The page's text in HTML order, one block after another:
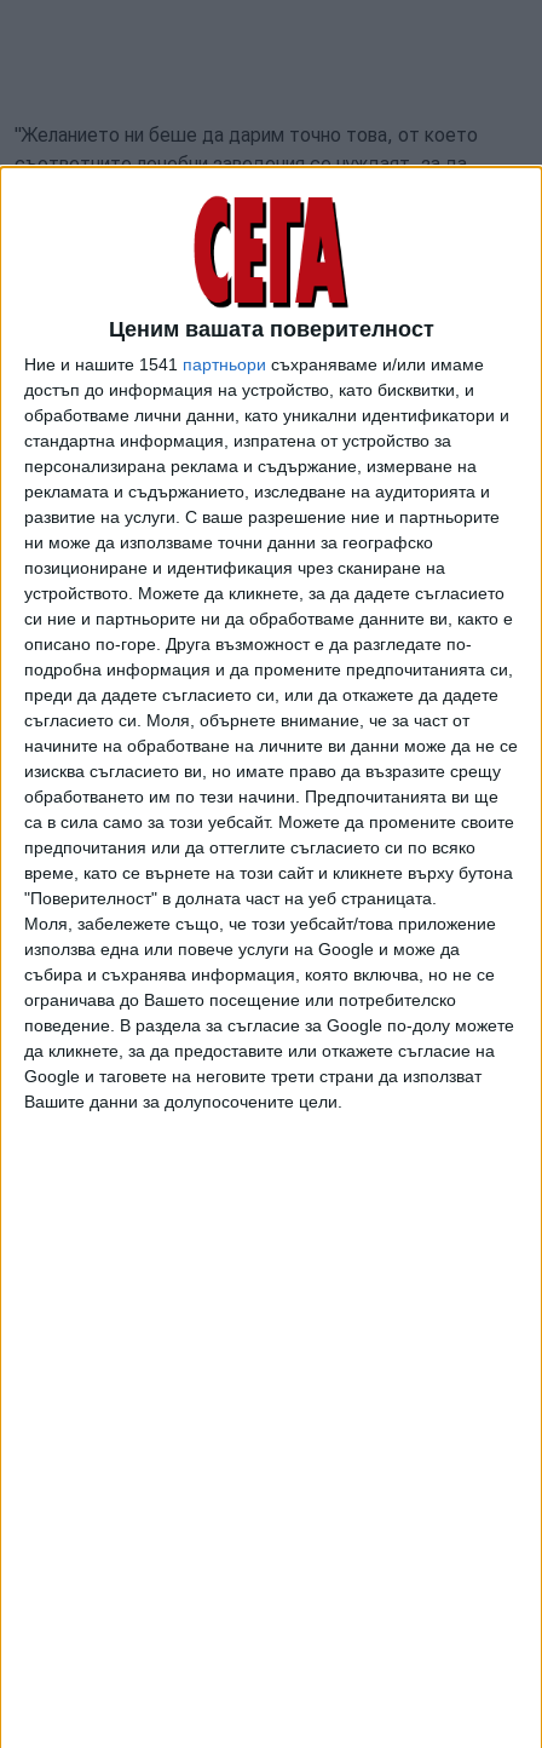
Ценим вашата поверителност
Ние и нашите 1541 партньори съхраняваме и/или имаме
достъп до информация на устройство, като бисквитки, и
обработваме лични данни, като уникални идентификатори и
стандартна информация, изпратена от устройство за
персонализирана реклама и съдържание, измерване на
рекламата и съдържанието, изследване на аудиторията и
развитие на услуги. С ваше разрешение ние и партньорите
ни може да използваме точни данни за географско
позициониране и идентификация чрез сканиране на
устройството. Можете да кликнете, за да дадете съгласието
си ние и партньорите ни да обработваме данните ви, както е
описано по-горе. Друга възможност е да разгледате по-
подробна информация и да промените предпочитанията си,
преди да дадете съгласието си, или да откажете да дадете
съгласието си. Моля, обърнете внимание, че за част от
начините на обработване на личните ви данни може да не се
изисква съгласието ви, но имате право да възразите срещу
обработването им по тези начини. Предпочитанията ви ще
са в сила само за този уебсайт. Можете да промените своите
предпочитания или да оттеглите съгласието си по всяко
време, като се върнете на този сайт и кликнете върху бутона
"Поверителност" в долната част на уеб страницата.
Моля, забележете също, че този уебсайт/това приложение
използва една или повече услуги на Google и може да
събира и съхранява информация, която включва, но не се
ограничава до Вашето посещение или потребителско
поведение. В раздела за съгласие за Google по-долу можете
да кликнете, за да предоставите или откажете съгласие на
Google и таговете на неговите трети страни да използват
Вашите данни за долупосочените цели.
"Желанието ни беше да дарим точно това, от което
съответните лечебни заведения се нуждаят, за да
бъдем максимално полезни. Влязохме в контакт с всяко
едно от тях и закупихме точно тази апаратура и
оборудване, които самите те пожелаха и от които най-
много се нуждаеха. Щастлив съм, че с усилията и
огромните сърца на всички, които се включиха по един
или друг начин в благотворителната кауза на нашата
фондация, успяхме да подсигурим на пациентите в
България страдащи от онкологични заболявания по-
добри и качествени условия за тяхното лечение", заяви
бившият капитан на националния отбор, "Селтик" и
"Астън Вила".
Закупени са три напълно оборудвани с необходимите
трансдюсери ехографа, електрохирургичен нож, два
ЕКГ-апарата, лабораторен микроскоп, фризер за
хистологични проби, радиологична камина и
коагулометър. Дарението съдържа още 10 инфузионни
помпи, 48 кресла за инфузионни вливания, 70 стойки за
инфузионни вливания, 48 болнични легла, 8 лежащи
транспортни колички, 10 манипулационни колички, 5
инвалидни колички, 2 специализирани шкафа за
операционна.
Дарението е за 10 онкологични болници и диспансера в
Бургас, Враца, Стара Загора, Варна, Русе, Плевен, за
националните хематология и онкология в София, както и
за детското онкологично отделение на ИСУЛ и за един
от най-големите онкологични диспансери в столицата.
С остатъка от събраните средства от "Мача на
надеждата" Стилиян Петров и съпругата му Паулина ще
помогнат финансово и на засегнати от ракови
заболявания българи. Екип от специалисти ще ги